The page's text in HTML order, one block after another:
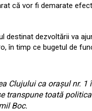
că vor fi demarate
destinat dezvoltării va
în timp ce bugetul de
Clujului ca orașul nr.
transpune toată
Boc.